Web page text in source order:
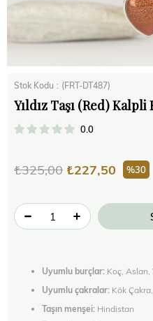
Stok Kodu (FRT-DT487)
Yıldız Taşı (Red)
0.0
₺325,00 ₺227,50 30
Uyumlu burçlar: Koç, Aslan,
Uyumlu çakralar: Kök
Taşın menşei: Hindistan